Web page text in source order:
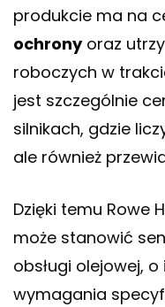
produkcie ma na
ochronyoraz
roboczych w
jest szczególnie
silnikach, gdzie
ale również
Dzięki temu Rowe
może stanowić
obsługi olejowej, o
wymagania